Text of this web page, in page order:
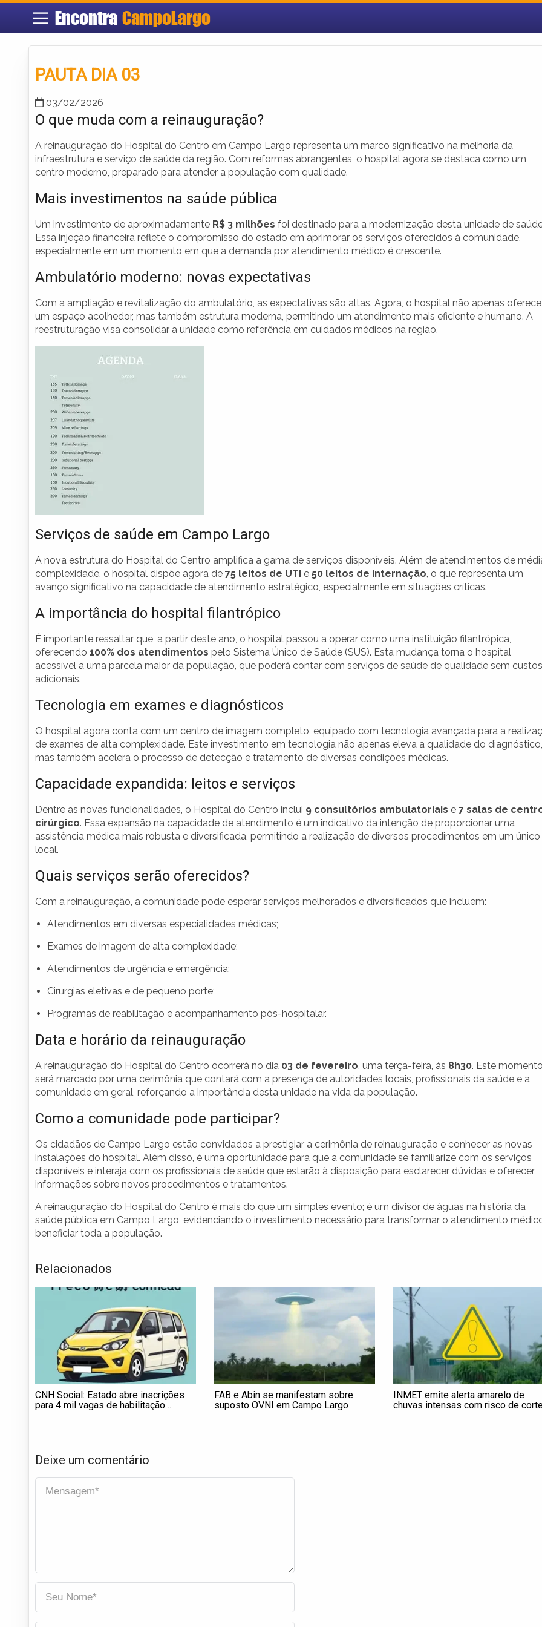
Encontra CampoLargo
PAUTA DIA 03
03/02/2026
O que muda com a reinauguração?
A reinauguração do Hospital do Centro em Campo Largo representa um marco significativo na melhoria da
infraestrutura e serviço de saúde da região. Com reformas abrangentes, o hospital agora se destaca como um
centro moderno, preparado para atender a população com qualidade.
Mais investimentos na saúde pública
Um investimento de aproximadamente R$ 3 milhões foi destinado para a modernização desta unidade de
Essa injeção financeira reflete o compromisso do estado em aprimorar os serviços oferecidos à comunidade,
especialmente em um momento em que a demanda por atendimento médico é crescente.
Ambulatório moderno: novas expectativas
Com a ampliação e revitalização do ambulatório, as expectativas são altas. Agora, o hospital não apenas oferece
um espaço acolhedor, mas também estrutura moderna, permitindo um atendimento mais eficiente e humano. A
reestruturação visa consolidar a unidade como referência em cuidados médicos na região.
Serviços de saúde em Campo Largo
A nova estrutura do Hospital do Centro amplifica a gama de serviços disponíveis. Além de atendimentos de
complexidade, o hospital dispõe agora de 75 leitos de UTI e 50 leitos de internação, o que representa um
avanço significativo na capacidade de atendimento estratégico, especialmente em situações críticas.
A importância do hospital filantrópico
É importante ressaltar que, a partir deste ano, o hospital passou a operar como uma instituição filantrópica,
oferecendo 100% dos atendimentos pelo Sistema Único de Saúde (SUS). Esta mudança torna o hospital
acessível a uma parcela maior da população, que poderá contar com serviços de saúde de qualidade sem custos
adicionais.
Tecnologia em exames e diagnósticos
O hospital agora conta com um centro de imagem completo, equipado com tecnologia avançada para a
de exames de alta complexidade. Este investimento em tecnologia não apenas eleva a qualidade do diagnóstico,
mas também acelera o processo de detecção e tratamento de diversas condições médicas.
Capacidade expandida: leitos e serviços
Dentre as novas funcionalidades, o Hospital do Centro inclui 9 consultórios ambulatoriais e 7 salas de
cirúrgico. Essa expansão na capacidade de atendimento é um indicativo da intenção de proporcionar uma
assistência médica mais robusta e diversificada, permitindo a realização de diversos procedimentos em um único
local.
Quais serviços serão oferecidos?
Com a reinauguração, a comunidade pode esperar serviços melhorados e diversificados que incluem:
Atendimentos em diversas especialidades médicas;
Exames de imagem de alta complexidade;
Atendimentos de urgência e emergência;
Cirurgias eletivas e de pequeno porte;
Programas de reabilitação e acompanhamento pós-hospitalar.
Data e horário da reinauguração
A reinauguração do Hospital do Centro ocorrerá no dia 03 de fevereiro, uma terça-feira, às 8h30. Este
será marcado por uma cerimônia que contará com a presença de autoridades locais, profissionais da saúde e a
comunidade em geral, reforçando a importância desta unidade na vida da população.
Como a comunidade pode participar?
Os cidadãos de Campo Largo estão convidados a prestigiar a cerimônia de reinauguração e conhecer as novas
instalações do hospital. Além disso, é uma oportunidade para que a comunidade se familiarize com os serviços
disponíveis e interaja com os profissionais de saúde que estarão à disposição para esclarecer dúvidas e oferecer
informações sobre novos procedimentos e tratamentos.
A reinauguração do Hospital do Centro é mais do que um simples evento; é um divisor de águas na história da
saúde pública em Campo Largo, evidenciando o investimento necessário para transformar o atendimento
beneficiar toda a população.
Relacionados
CNH Social: Estado abre inscrições
para 4 mil vagas de habilitação
FAB e Abin se manifestam sobre
suposto OVNI em Campo Largo
INMET emite alerta amarelo de
chuvas intensas com risco de
Deixe um comentário